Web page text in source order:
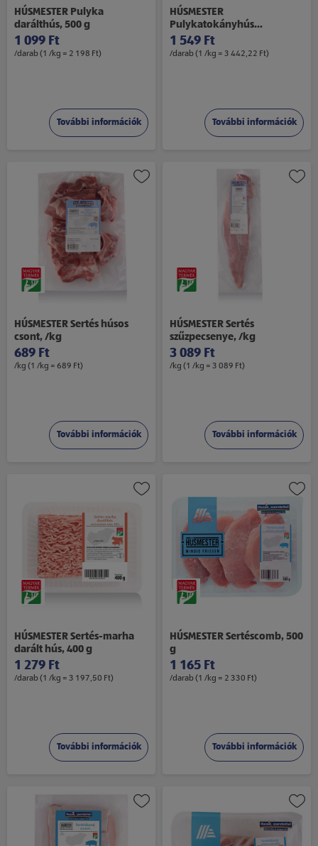
HÚSMESTER Pulyka
darálthús, 500 g
1 099 Ft
/darab (1 /kg = 2 198 Ft)
További információk
HÚSMESTER
Pulykatokányhús
pulykamellfiléből, 450 g
1 549 Ft
/darab (1 /kg = 3 442,22 Ft)
További információk
HÚSMESTER Sertés húsos
csont, /kg
689 Ft
/kg (1 /kg = 689 Ft)
További információk
HÚSMESTER Sertés
szűzpecsenye, /kg
3 089 Ft
/kg (1 /kg = 3 089 Ft)
További információk
HÚSMESTER Sertés-marha
darált hús, 400 g
1 279 Ft
/darab (1 /kg = 3 197,50 Ft)
További információk
HÚSMESTER Sertéscomb, 500
g
1 165 Ft
/darab (1 /kg = 2 330 Ft)
További információk